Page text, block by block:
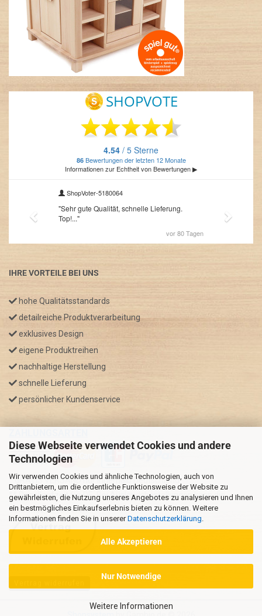
Diese Webseite verwendet Cookies und andere
Technologien
Wir verwenden Cookies und ähnliche Technologien, auch von
Drittanbietern, um die ordentliche Funktionsweise der Website zu
gewährleisten, die Nutzung unseres Angebotes zu analysieren und Ihnen
ein bestmögliches Einkaufserlebnis bieten zu können. Weitere
Informationen finden Sie in unsererDatenschutzerklärung
Alle Akzeptieren
Nur Notwendige
Weitere Informationen
IHRE VORTEILE BEI UNS
hohe Qualitätsstandards
detailreiche Produktverarbeitung
exklusives Design
eigene Produktreihen
nachhaltige Herstellung
schnelle Lieferung
persönlicher Kundenservice
* GRATIS VERSAND nur innerhalb Deutschland
** Regellaufzeit für DE, Bei Auslandsbestellungen kann die
Versandzeit variieren.